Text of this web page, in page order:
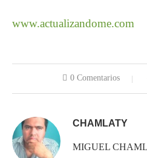
www.actualizandome.com
0 Comentarios
CHAMLATY
MIGUEL